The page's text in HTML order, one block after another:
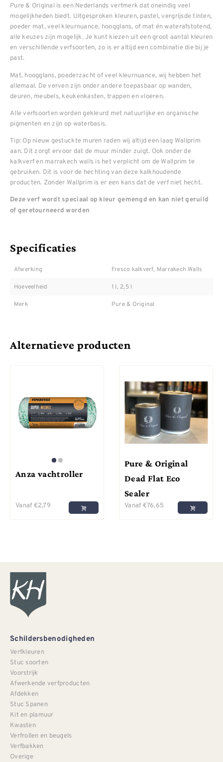
Pure & Original is een Nederlands verfmerk dat oneindig veel
mogelijkheden biedt. Uitgesproken kleuren, pastel, vergrijsde tinten,
poeder mat, veel kleurnuance, hoogglans, of mat én waterafstotend,
alle keuzes zijn mogelijk. Je kunt kiezen uit een groot aantal kleuren
en verschillende verfsoorten, zo is er altijd een combinatie die bij je
past.
Mat, hoogglans, poederzacht of veel kleurnuance, wij hebben het
allemaal. De verven zijn onder andere toepasbaar op wanden,
deuren, meubels, keukenkasten, trappen en vloeren.
Alle verfsoorten worden gekleurd met natuurlijke en organische
pigmenten en zijn op waterbasis.
Tip: Op nieuw gestuckte muren raden wij altijd een laag Wallprim
aan. Dit zorgt ervoor dat de muur minder zuigt. Ook onder de
kalkverf en marrakech walls is het verplicht om de Wallprim te
gebruiken. Dit is voor de hechting van deze kalkhoudende
producten. Zonder Wallprim is er een kans dat de verf niet hecht.
Deze verf wordt speciaal op kleur gemengd en kan niet geruild
of geretourneerd worden
Specificaties
Afwerking Fresco kalkverf, Marrakech Walls
Hoeveelheid 1 l, 2,5 l
Merk Pure & Original
Alternatieve producten
Anza vachtroller
Vanaf €2,79
Pure & Original
Dead Flat Eco
Sealer
Vanaf €76,65
Schildersbenodigheden
Verfkleuren
Stuc soorten
Voorstrijk
Afwerkende verfproducten
Afdekken
Stuc Spanen
Kit en plamuur
Kwasten
Verfrollen en beugels
Verfbakken
Overige